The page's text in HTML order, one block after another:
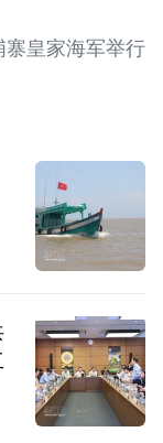
寨皇家海军举行